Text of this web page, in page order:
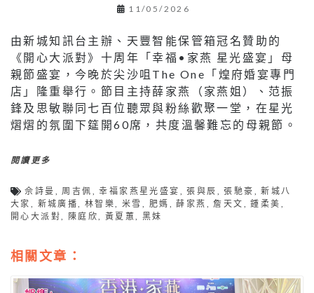
11/05/2026
由新城知訊台主辦、天豐智能保管箱冠名贊助的
《開心大派對》十周年「幸福•家燕 星光盛宴」母
親節盛宴，今晚於尖沙咀The One「煌府婚宴專門
店」隆重舉行。節目主持薛家燕（家燕姐）、范振
鋒及思敏聯同七百位聽眾與粉絲歡聚一堂，在星光
熠熠的氛圍下筵開60席，共度溫馨難忘的母親節。
閱讀更多
佘詩曼 ,周吉佩 ,幸福家燕星光盛宴 ,張與辰 ,張馳豪 ,新城八
大家 , 新城廣播,林智樂,米雪 , 肥媽 ,薛家燕 ,詹天文 ,鍾柔美 ,
開心大派對, 陳庭欣, 黃夏蕙, 黑妹
相關文章：